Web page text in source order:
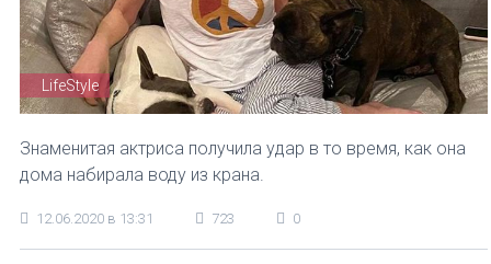
LifeStyle
Знаменитая актриса получила удар в то время, как она
дома набирала воду из крана.
12.06.2020 в 13:31 723 0